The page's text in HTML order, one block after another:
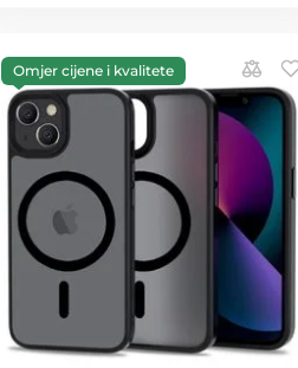
Omjer cijene i kvalitete